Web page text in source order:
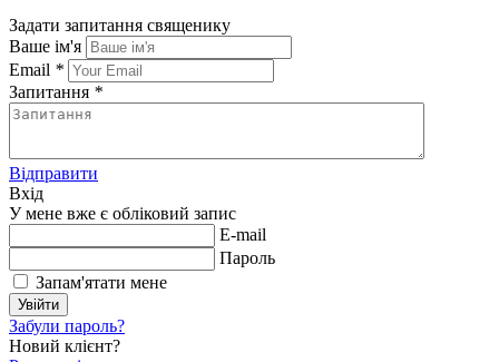
Задати запитання священику
Ваше ім'я
Email *
Запитання *
Відправити
Вхід
У мене вже є обліковий запис
E-mail
Пароль
Запам'ятати мене
Увійти
Забули пароль?
Новий клієнт?